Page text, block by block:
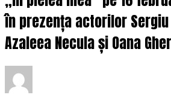
în prezența actorilor
Azaleea Necula și Oana